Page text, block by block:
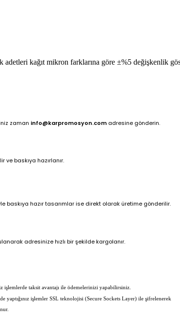
kağıt mikron farklarına göre ±%5 değişkenlik
zaman info@karpromosyon.comadresine gönderin.
baskıya hazırlanır.
baskıya hazır tasarımlar ise direkt olarak üretime gönderilir.
adresinize hızlı bir şekilde kargolanır.
taksit avantajı ile ödemelerinizi yapabilirsiniz.
yaptığınız işlemler SSL teknolojisi (Secure Sockets Layer) ile şifrelenerek